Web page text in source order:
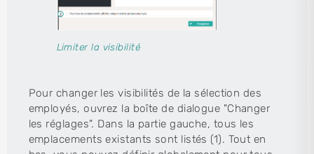
Limiter la visibilité
Pour changer les visibilités de la sélection des
employés, ouvrez la boîte de dialogue "Changer
les réglages". Dans la partie gauche, tous les
emplacements existants sont listés (1). Tout en